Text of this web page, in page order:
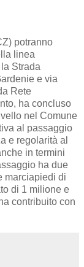
potranno
linea
Strada
e via
Rete
ha concluso
nel Comune
al passaggio
e regolarità al
in termini
ha due
marciapiedi di
di 1 milione e
contribuito con